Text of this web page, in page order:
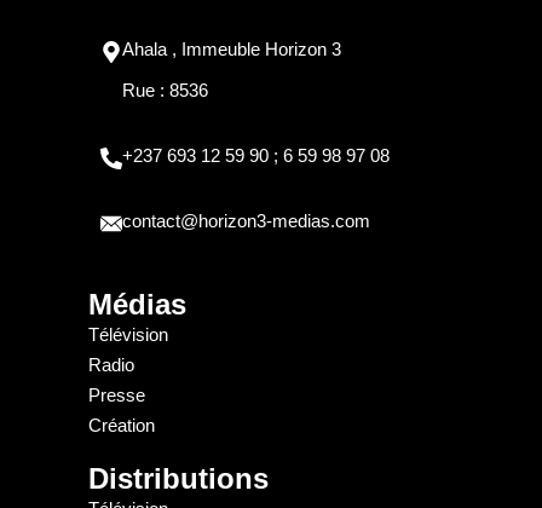
Ahala , Immeuble Horizon 3
Rue : 8536
+237 693 12 59 90 ; 6 59 98 97 08
contact@horizon3-medias.com
Médias
Télévision
Radio
Presse
Création
Distributions